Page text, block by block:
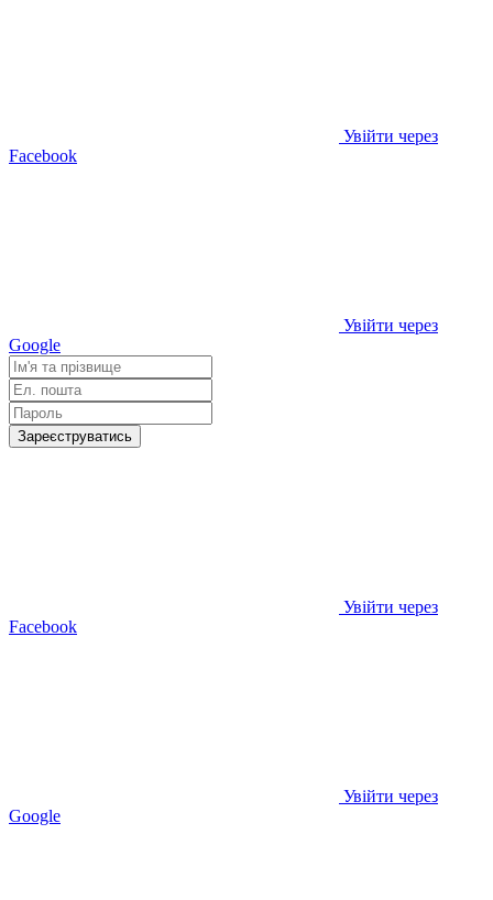
Увійти через
Facebook
Увійти через
Google
Зареєструватись
Увійти через
Facebook
Увійти через
Google